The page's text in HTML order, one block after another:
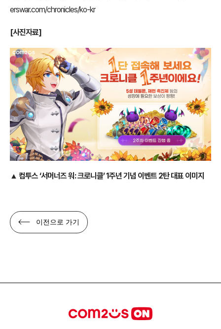
erswar.com/chronicles/ko-kr
[사진자료]
▲ 컴투스 ‘서머너즈 워: 크로니클’ 1주년 기념 이벤트 2탄 대표 이미지
이전으로 가기